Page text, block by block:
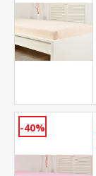
-40%